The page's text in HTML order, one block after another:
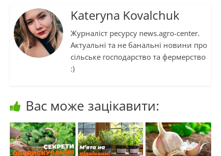
Kateryna Kovalchuk
Журналіст ресурсу news.agro-center.
Актуальні та не банальні новини про
сільське господарство та фермерство
:)
Вас може зацікавити: